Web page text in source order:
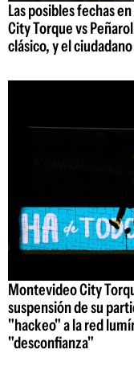
Las posibles fechas
City Torque vs
clásico, y el
Montevideo City
suspensión de su
"hackeo" a la red
"desconfianza"